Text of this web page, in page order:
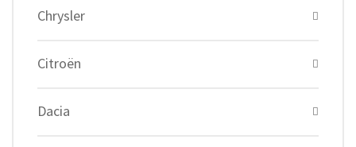
Chrysler
Citroën
Dacia